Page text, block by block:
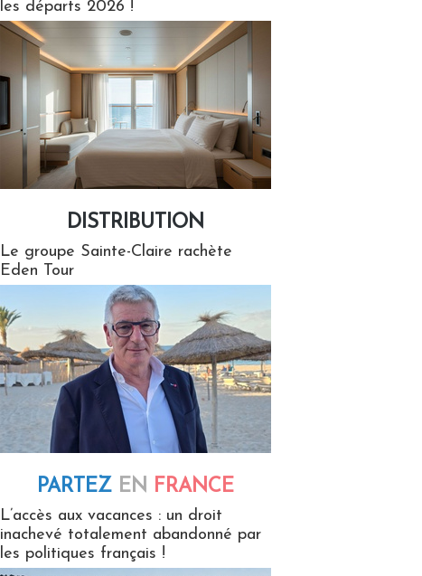
les départs 2026 !
DISTRIBUTION
Le groupe Sainte-Claire rachète
Eden Tour
PARTEZ EN FRANCE
L’accès aux vacances : un droit
inachevé totalement abandonné par
les politiques français !